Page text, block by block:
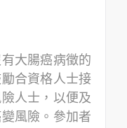
大腸癌病徵的
合資格人士接
人士，以便及
風險。參加者